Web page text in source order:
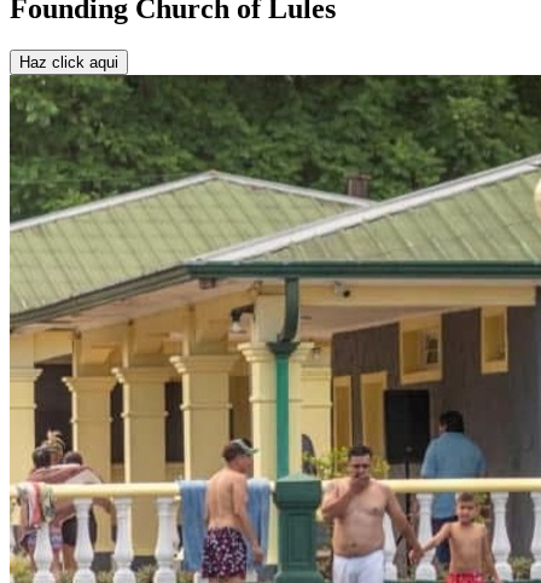
Founding Church of Lules
Haz click aqui